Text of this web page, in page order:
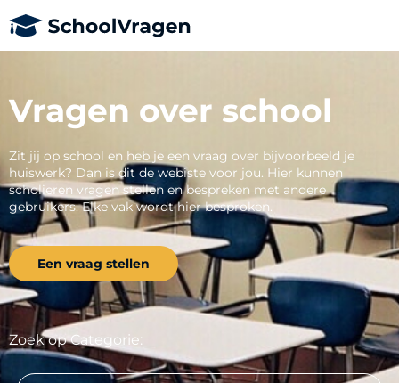
Vragen over school
Zit jij op school en heb je een vraag over bijvoorbeeld je
huiswerk? Dan is dit de webiste voor jou. Hier kunnen
scholieren vragen stellen en bespreken met andere
gebruikers. Elke vak wordt hier besproken.
Een vraag stellen
Zoek op Categorie: